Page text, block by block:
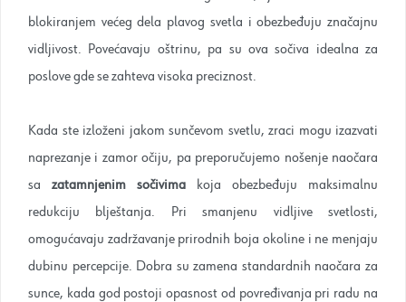
blokiranjem većeg dela plavog svetla i obezbeđuju značajnu
vidljivost. Povećavaju oštrinu, pa su ova sočiva idealna za
poslove gde se zahteva visoka preciznost.
Kada ste izloženi jakom sunčevom svetlu, zraci mogu izazvati
naprezanje i zamor očiju, pa preporučujemo nošenje naočara
sa zatamnjenim sočivima koja obezbeđuju maksimalnu
redukciju blještanja. Pri smanjenu vidljive svetlosti,
omogućavaju zadržavanje prirodnih boja okoline i ne menjaju
dubinu percepcije. Dobra su zamena standardnih naočara za
sunce, kada god postoji opasnost od povređivanja pri radu na